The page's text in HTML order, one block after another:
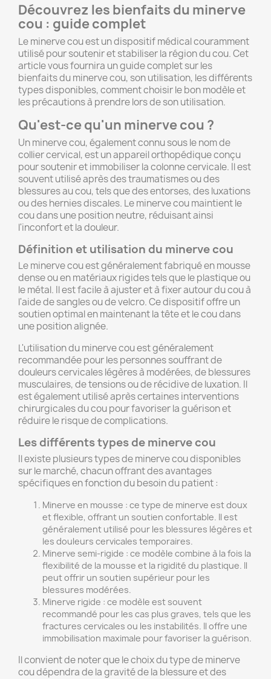
Découvrez les bienfaits du minerve
cou : guide complet
Le minerve cou est un dispositif médical couramment
utilisé pour soutenir et stabiliser la région du cou. Cet
article vous fournira un guide complet sur les
bienfaits du minerve cou, son utilisation, les différents
types disponibles, comment choisir le bon modèle et
les précautions à prendre lors de son utilisation.
Qu'est-ce qu'un minerve cou ?
Un minerve cou, également connu sous le nom de
collier cervical, est un appareil orthopédique conçu
pour soutenir et immobiliser la colonne cervicale. Il est
souvent utilisé après des traumatismes ou des
blessures au cou, tels que des entorses, des luxations
ou des hernies discales. Le minerve cou maintient le
cou dans une position neutre, réduisant ainsi
l'inconfort et la douleur.
Définition et utilisation du minerve cou
Le minerve cou est généralement fabriqué en mousse
dense ou en matériaux rigides tels que le plastique ou
le métal. Il est facile à ajuster et à fixer autour du cou à
l'aide de sangles ou de velcro. Ce dispositif offre un
soutien optimal en maintenant la tête et le cou dans
une position alignée.
L'utilisation du minerve cou est généralement
recommandée pour les personnes souffrant de
douleurs cervicales légères à modérées, de blessures
musculaires, de tensions ou de récidive de luxation. Il
est également utilisé après certaines interventions
chirurgicales du cou pour favoriser la guérison et
réduire le risque de complications.
Les différents types de minerve cou
Il existe plusieurs types de minerve cou disponibles
sur le marché, chacun offrant des avantages
spécifiques en fonction du besoin du patient :
Minerve en mousse : ce type de minerve est doux
et flexible, offrant un soutien confortable. Il est
généralement utilisé pour les blessures légères et
les douleurs cervicales temporaires.
Minerve semi-rigide : ce modèle combine à la fois la
flexibilité de la mousse et la rigidité du plastique. Il
peut offrir un soutien supérieur pour les
blessures modérées.
Minerve rigide : ce modèle est souvent
recommandé pour les cas plus graves, tels que les
fractures cervicales ou les instabilités. Il offre une
immobilisation maximale pour favoriser la guérison.
Il convient de noter que le choix du type de minerve
cou dépendra de la gravité de la blessure et des